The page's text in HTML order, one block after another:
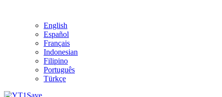
English
Español
Français
Indonesian
Filipino
Português
Türkçe